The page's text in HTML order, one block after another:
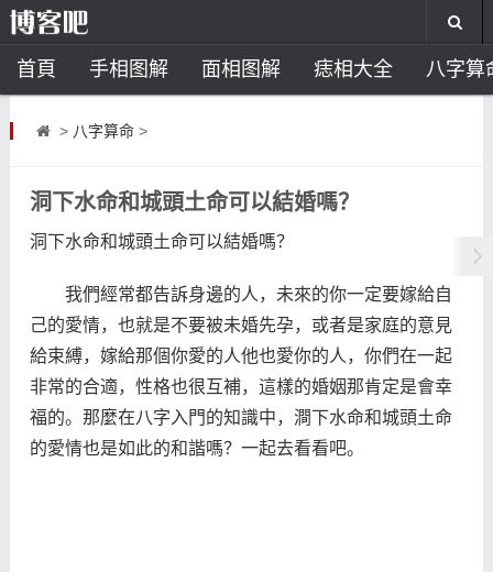
首頁 手相图解 面相图解 痣相大全 八字算
风水开运 助运饰品
> 八字算命>
洞下水命和城頭土命可以結婚嗎？
洞下水命和城頭土命可以結婚嗎？
我們經常都告訴身邊的人，未來的你一定要嫁給自
己的愛情，也就是不要被未婚先孕，或者是家庭的意見
給束縛，嫁給那個你愛的人他也愛你的人，你們在一起
非常的合適，性格也很互補，這樣的婚姻那肯定是會幸
福的。那麼在八字入門的知識中，澗下水命和城頭土命
的愛情也是如此的和諧嗎？一起去看看吧。